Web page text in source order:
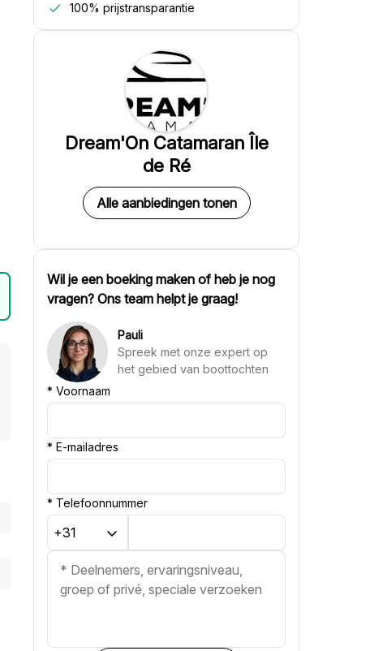
100% prijstransparantie
Dream'On Catamaran Île
de Ré
Alle aanbiedingen tonen
Wil je een boeking maken of heb je nog
vragen? Ons team helpt je graag!
Pauli
Spreek met onze expert op
het gebied van boottochten
*Voornaam
*E-mailadres
* Telefoonnummer